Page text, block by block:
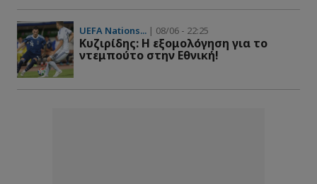
UEFA Nations... | 08/06 - 22:25
Kυζιρίδης: Η εξομολόγηση για το
ντεμπούτο στην Εθνική!